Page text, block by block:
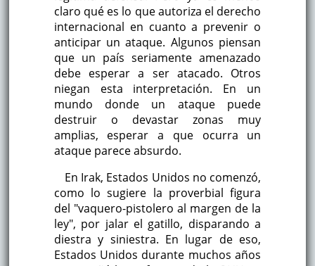
claro qué es lo que autoriza el derecho
internacional en cuanto a prevenir o
anticipar un ataque. Algunos piensan
que un país seriamente amenazado
debe esperar a ser atacado. Otros
niegan esta interpretación. En un
mundo donde un ataque puede
destruir o devastar zonas muy
amplias, esperar a que ocurra un
ataque parece absurdo.
En Irak, Estados Unidos no comenzó,
como lo sugiere la proverbial figura
del "vaquero-pistolero al margen de la
ley", por jalar el gatillo, disparando a
diestra y siniestra. En lugar de eso,
Estados Unidos durante muchos años